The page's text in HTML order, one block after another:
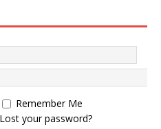
Remember Me
Lost your password?